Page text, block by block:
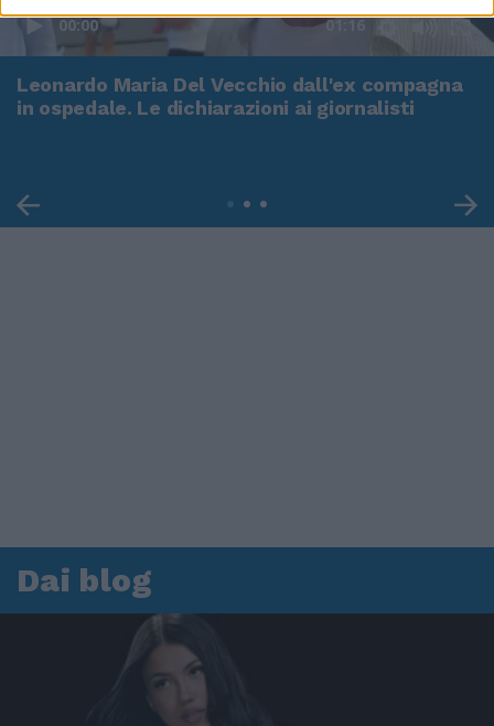
00:00 01:16
Leonardo Maria Del Vecchio dall'ex compagna
in ospedale. Le dichiarazioni ai giornalisti
Dai blog